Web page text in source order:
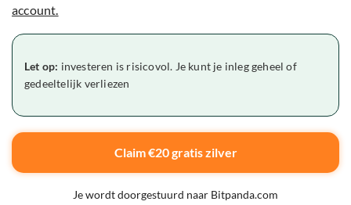
account.
Let op: investeren is risicovol. Je kunt je inleg geheel of
gedeeltelijk verliezen
Claim €20 gratis zilver
Je wordt doorgestuurd naar Bitpanda.com